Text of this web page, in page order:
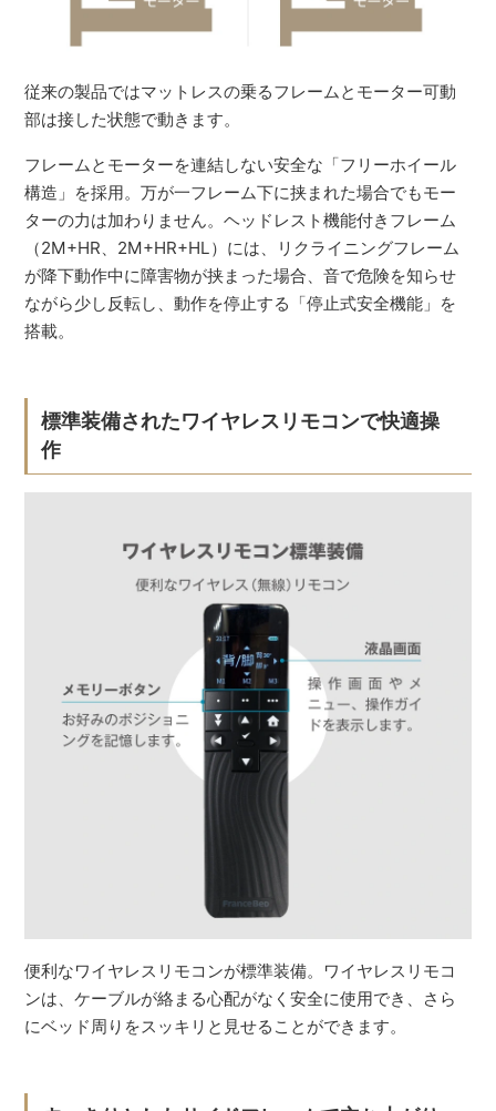
従来の製品ではマットレスの乗るフレームとモーター可動
部は接した状態で動きます。
フレームとモーターを連結しない安全な「フリーホイール
構造」を採用。万が一フレーム下に挟まれた場合でもモー
ターの力は加わりません。ヘッドレスト機能付きフレーム
（2M+HR、2M+HR+HL）には、リクライニングフレーム
が降下動作中に障害物が挟まった場合、音で危険を知らせ
ながら少し反転し、動作を停止する「停止式安全機能」を
搭載。
標準装備されたワイヤレスリモコンで快適操
作
便利なワイヤレスリモコンが標準装備。ワイヤレスリモコ
ンは、ケーブルが絡まる心配がなく安全に使用でき、さら
にベッド周りをスッキリと見せることができます。